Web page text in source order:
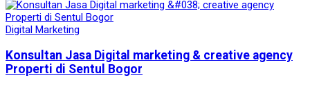
Digital Marketing
Konsultan Jasa Digital marketing & creative agency
Properti di Sentul Bogor